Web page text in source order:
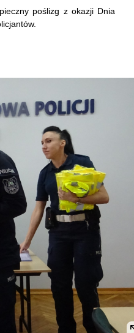
poślizg z okazji Dnia